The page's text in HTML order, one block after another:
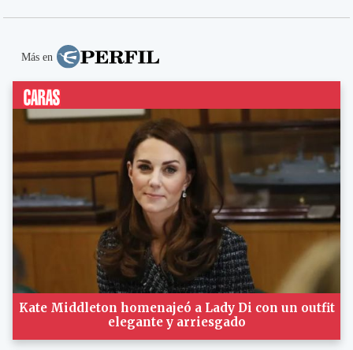
Más en
Kate Middleton homenajeó a Lady Di con un outfit
elegante y arriesgado